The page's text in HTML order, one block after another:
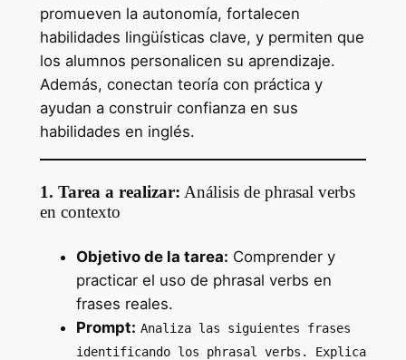
promueven la autonomía, fortalecen
habilidades lingüísticas clave, y permiten que
los alumnos personalicen su aprendizaje.
Además, conectan teoría con práctica y
ayudan a construir confianza en sus
habilidades en inglés.
1. Tarea a realizar: Análisis de phrasal verbs
en contexto
Objetivo de la tarea: Comprender y
practicar el uso de phrasal verbs en
frases reales.
Prompt: Analiza las siguientes frases
identificando los phrasal verbs. Explica